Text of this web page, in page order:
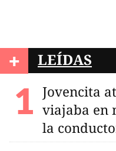
+ LEÍDAS
Jovencita
viajaba en
la